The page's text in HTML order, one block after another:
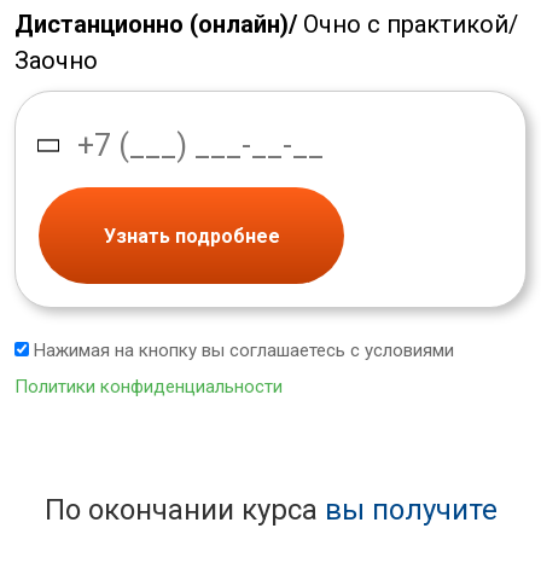
Дистанционно (онлайн)/ Очно с практикой/
Заочно
Узнать подробнее
Нажимая на кнопку вы соглашаетесь с условиями
Политики конфиденциальности
По окончании курса вы получите